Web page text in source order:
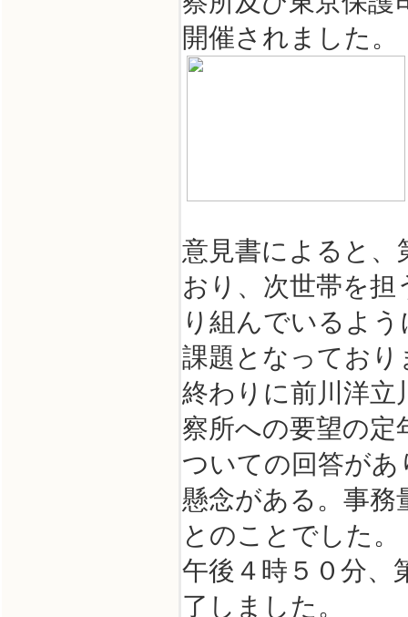
開催されました。
意見書によると、
おり、次世帯を担
り組んでいるよ
課題となっており
終わりに前川洋立
察所への要望の定
ついての回答が
懸念がある。事務
とのことでした。
午後４時５０分、
了しました。